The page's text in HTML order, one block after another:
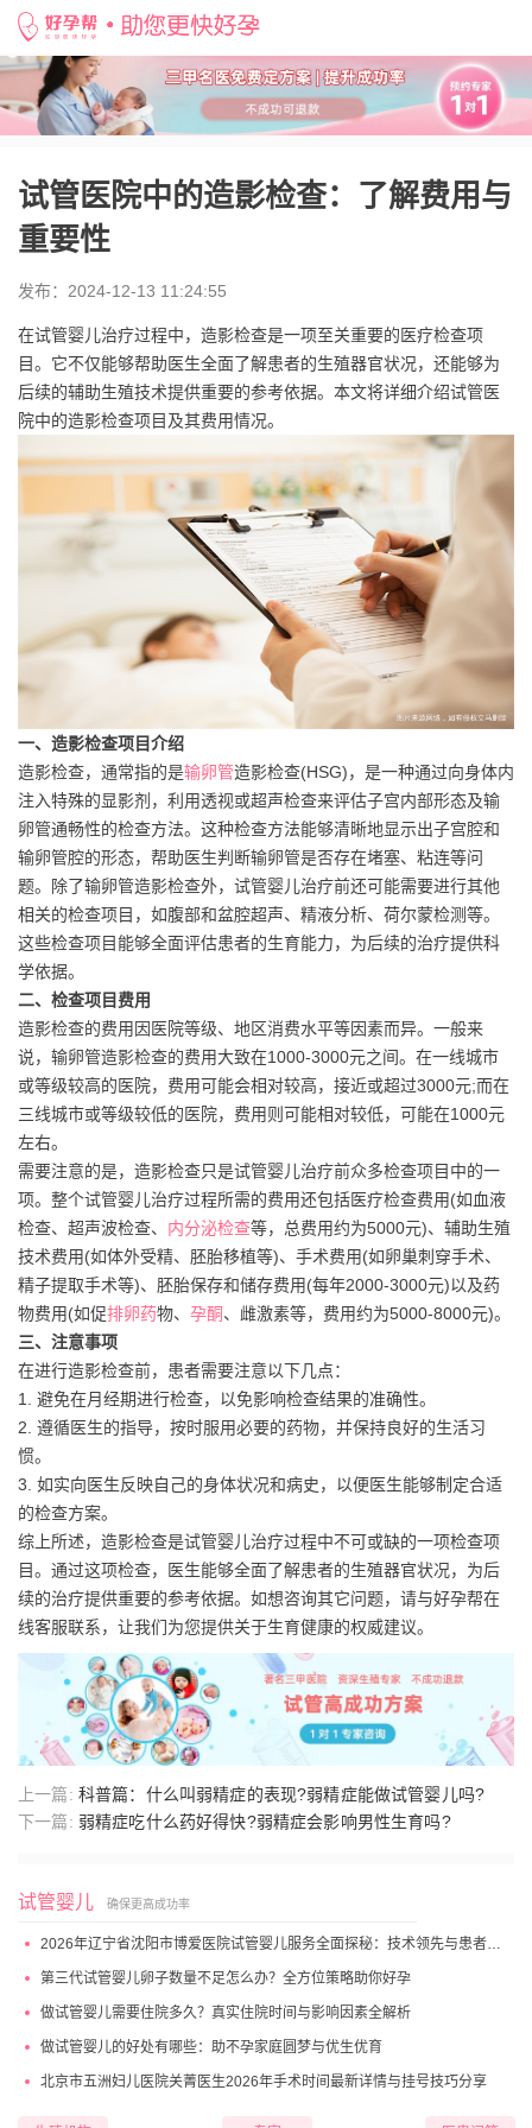
好孕帮 > 备孕知识 > 试管医院中的造影检查：了解费用与重要性
试管医院中的造影检查：了解费用与
重要性
发布：2024-12-13 11:24:55
在试管婴儿治疗过程中，造影检查是一项至关重要的医疗检查项
目。它不仅能够帮助医生全面了解患者的生殖器官状况，还能够为
后续的辅助生殖技术提供重要的参考依据。本文将详细介绍试管医
院中的造影检查项目及其费用情况。
一、造影检查项目介绍
造影检查，通常指的是输卵管造影检查(HSG)，是一种通过向身体内
注入特殊的显影剂，利用透视或超声检查来评估子宫内部形态及输
卵管通畅性的检查方法。这种检查方法能够清晰地显示出子宫腔和
输卵管腔的形态，帮助医生判断输卵管是否存在堵塞、粘连等问
题。除了输卵管造影检查外，试管婴儿治疗前还可能需要进行其他
相关的检查项目，如腹部和盆腔超声、精液分析、荷尔蒙检测等。
这些检查项目能够全面评估患者的生育能力，为后续的治疗提供科
学依据。
二、检查项目费用
造影检查的费用因医院等级、地区消费水平等因素而异。一般来
说，输卵管造影检查的费用大致在1000-3000元之间。在一线城市
或等级较高的医院，费用可能会相对较高，接近或超过3000元;而在
三线城市或等级较低的医院，费用则可能相对较低，可能在1000元
左右。
需要注意的是，造影检查只是试管婴儿治疗前众多检查项目中的一
项。整个试管婴儿治疗过程所需的费用还包括医疗检查费用(如血液
检查、超声波检查、 内分泌检查等，总费用约为5000元)、辅助生殖
技术费用(如体外受精、胚胎移植等)、手术费用(如卵巢刺穿手术、
精子提取手术等)、胚胎保存和储存费用(每年2000-3000元)以及药
物费用(如促排卵药物、 孕酮、雌激素等，费用约为5000-8000元)。
三、注意事项
在进行造影检查前，患者需要注意以下几点：
1. 避免在月经期进行检查，以免影响检查结果的准确性。
2. 遵循医生的指导，按时服用必要的药物，并保持良好的生活习
惯。
3. 如实向医生反映自己的身体状况和病史，以便医生能够制定合适
的检查方案。
综上所述，造影检查是试管婴儿治疗过程中不可或缺的一项检查项
目。通过这项检查，医生能够全面了解患者的生殖器官状况，为后
续的治疗提供重要的参考依据。如想咨询其它问题，请与好孕帮在
线客服联系，让我们为您提供关于生育健康的权威建议。
上一篇: 科普篇：什么叫弱精症的表现?弱精症能做试管婴儿吗?
下一篇: 弱精症吃什么药好得快?弱精症会影响男性生育吗?
试管婴儿 确保更高成功率
2026年辽宁省沈阳市博爱医院试管婴儿服务全面探秘：技术领先与患者高满意度
第三代试管婴儿卵子数量不足怎么办？全方位策略助你好孕
做试管婴儿需要住院多久？真实住院时间与影响因素全解析
做试管婴儿的好处有哪些：助不孕家庭圆梦与优生优育
北京市五洲妇儿医院关菁医生2026年手术时间最新详情与挂号技巧分享